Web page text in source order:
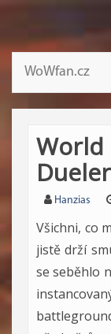
WoWfan.cz
World
Hanzias
Všichni, co
jistě drží
se seběhlo